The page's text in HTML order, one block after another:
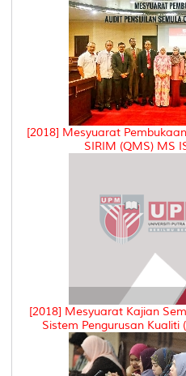
[2018] Mesyuarat
SIRIM (QMS) MS
[2018] Mesyuarat Kajian
Sistem Pengurusan Kualiti